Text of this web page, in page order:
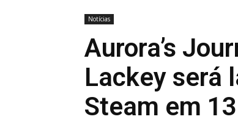
Notícias
Aurora’s
Lackey será
Steam em